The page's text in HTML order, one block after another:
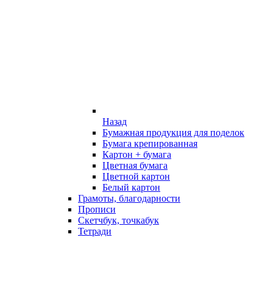
Назад
Бумажная продукция для поделок
Бумага крепированная
Картон + бумага
Цветная бумага
Цветной картон
Белый картон
Грамоты, благодарности
Прописи
Скетчбук, точкабук
Тетради